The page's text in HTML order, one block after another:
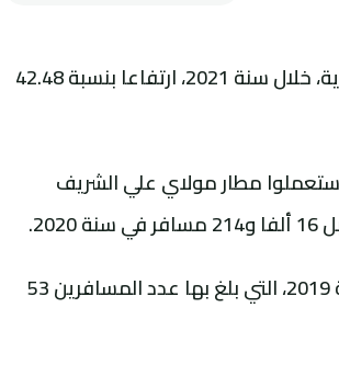
سجلت حركة المسافرين في مطار مولاي علي الشريف بالرشيدية، خلال سنة 2021، ارتفاعا بنسبة 42.48
مطار مولاي علي الشريف
وسجل المطار انخفاضا بنسبة 56.72 في المائة مقارنة مع سنة 2019، التي بلغ بها عدد المسافرين 53